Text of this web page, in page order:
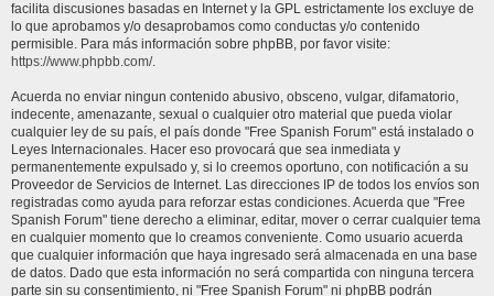
facilita discusiones basadas en Internet y la GPL estrictamente los excluye de
lo que aprobamos y/o desaprobamos como conductas y/o contenido
permisible. Para más información sobre phpBB, por favor visite:
https://www.phpbb.com/.
Acuerda no enviar ningun contenido abusivo, obsceno, vulgar, difamatorio,
indecente, amenazante, sexual o cualquier otro material que pueda violar
cualquier ley de su país, el país donde "Free Spanish Forum" está instalado o
Leyes Internacionales. Hacer eso provocará que sea inmediata y
permanentemente expulsado y, si lo creemos oportuno, con notificación a su
Proveedor de Servicios de Internet. Las direcciones IP de todos los envíos son
registradas como ayuda para reforzar estas condiciones. Acuerda que "Free
Spanish Forum" tiene derecho a eliminar, editar, mover o cerrar cualquier tema
en cualquier momento que lo creamos conveniente. Como usuario acuerda
que cualquier información que haya ingresado será almacenada en una base
de datos. Dado que esta información no será compartida con ninguna tercera
parte sin su consentimiento, ni "Free Spanish Forum" ni phpBB podrán